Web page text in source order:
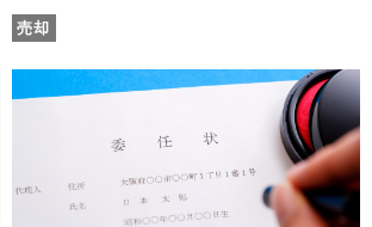
売却